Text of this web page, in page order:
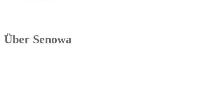
Über Senowa